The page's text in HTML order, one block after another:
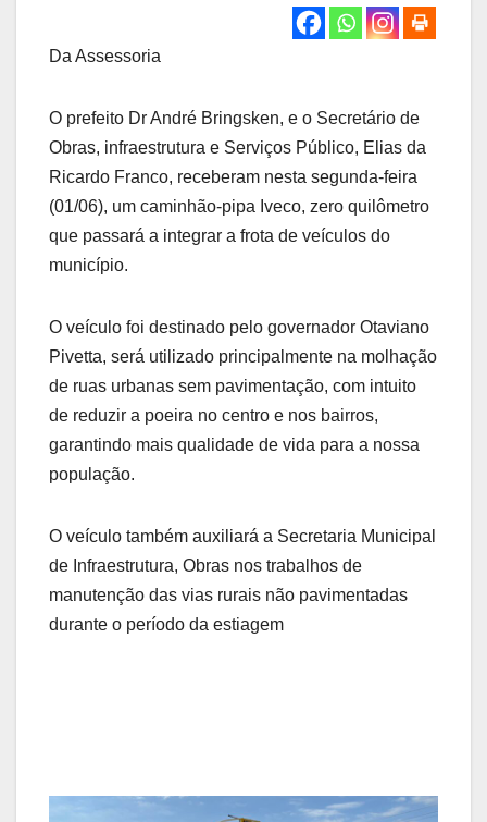
Da Assessoria
O prefeito Dr André Bringsken, e o Secretário de
Obras, infraestrutura e Serviços Público, Elias da
Ricardo Franco, receberam nesta segunda-feira
(01/06), um caminhão-pipa Iveco, zero quilômetro
que passará a integrar a frota de veículos do
município.
O veículo foi destinado pelo governador Otaviano
Pivetta, será utilizado principalmente na molhação
de ruas urbanas sem pavimentação, com intuito
de reduzir a poeira no centro e nos bairros,
garantindo mais qualidade de vida para a nossa
população.
O veículo também auxiliará a Secretaria Municipal
de Infraestrutura, Obras nos trabalhos de
manutenção das vias rurais não pavimentadas
durante o período da estiagem